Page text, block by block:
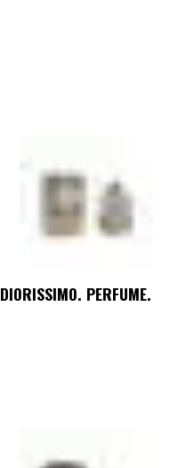
DIORISSIMO. PERFUME.